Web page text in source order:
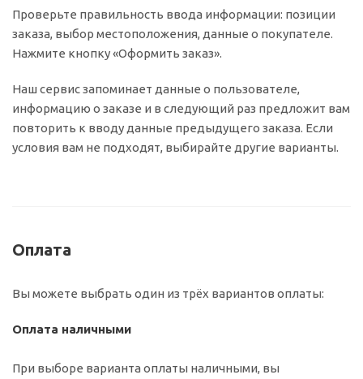
Проверьте правильность ввода информации: позиции
заказа, выбор местоположения, данные о покупателе.
Нажмите кнопку «Оформить заказ».
Наш сервис запоминает данные о пользователе,
информацию о заказе и в следующий раз предложит вам
повторить к вводу данные предыдущего заказа. Если
условия вам не подходят, выбирайте другие варианты.
Оплата
Вы можете выбрать один из трёх вариантов оплаты:
Оплата наличными
При выборе варианта оплаты наличными, вы